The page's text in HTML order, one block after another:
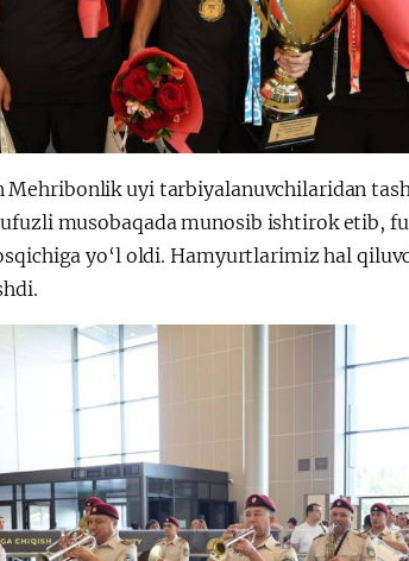
Mehribonlik uyi tarbiyalanuvchilaridan
musobaqada munosib ishtirok etib,
yo‘l oldi. Hamyurtlarimiz hal